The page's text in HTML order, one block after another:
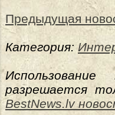
Предыдущая
Категория:
разрешается
BestNews.lv